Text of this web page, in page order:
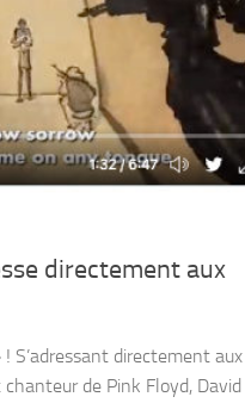
directement aux
S’adressant directement aux
de Pink Floyd, David